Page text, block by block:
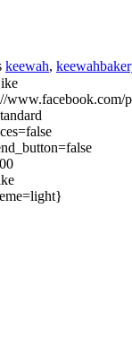
keewah,
www.facebook.com/